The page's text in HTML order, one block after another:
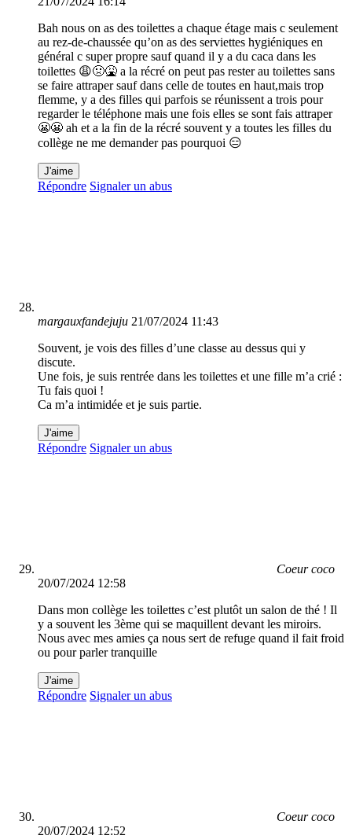
Bah nous on as des toilettes a chaque étage mais c seulement
au rez-de-chaussée qu’on as des serviettes hygiéniques en
général c super propre sauf quand il y a du caca dans les
toilettes 😩🤢🤮 a la récré on peut pas rester au toilettes sans
se faire attraper sauf dans celle de toutes en haut,mais trop
flemme, y a des filles qui parfois se réunissent a trois pour
regarder le téléphone mais une fois elles se sont fais attraper
😬😬 ah et a la fin de la récré souvent y a toutes les filles du
collège ne me demander pas pourquoi 😑
J'aime
Répondre Signaler un abus
margauxfandejuju 21/07/2024 11:43
Souvent, je vois des filles d’une classe au dessus qui y
discute.
Une fois, je suis rentrée dans les toilettes et une fille m’a crié :
Tu fais quoi !
Ca m’a intimidée et je suis partie.
J'aime
Répondre Signaler un abus
Coeur coco
20/07/2024 12:58
Dans mon collège les toilettes c’est plutôt un salon de thé ! Il
y a souvent les 3ème qui se maquillent devant les miroirs.
Nous avec mes amies ça nous sert de refuge quand il fait froid
ou pour parler tranquille
J'aime
Répondre Signaler un abus
Coeur coco
20/07/2024 12:52